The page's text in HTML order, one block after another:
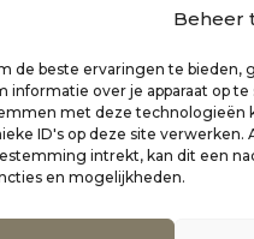
Beheer
de beste ervaringen te bieden,
informatie over je apparaat op
met deze technologieën
ID's op deze site
intrekt, kan dit een
en mogelijkheden.